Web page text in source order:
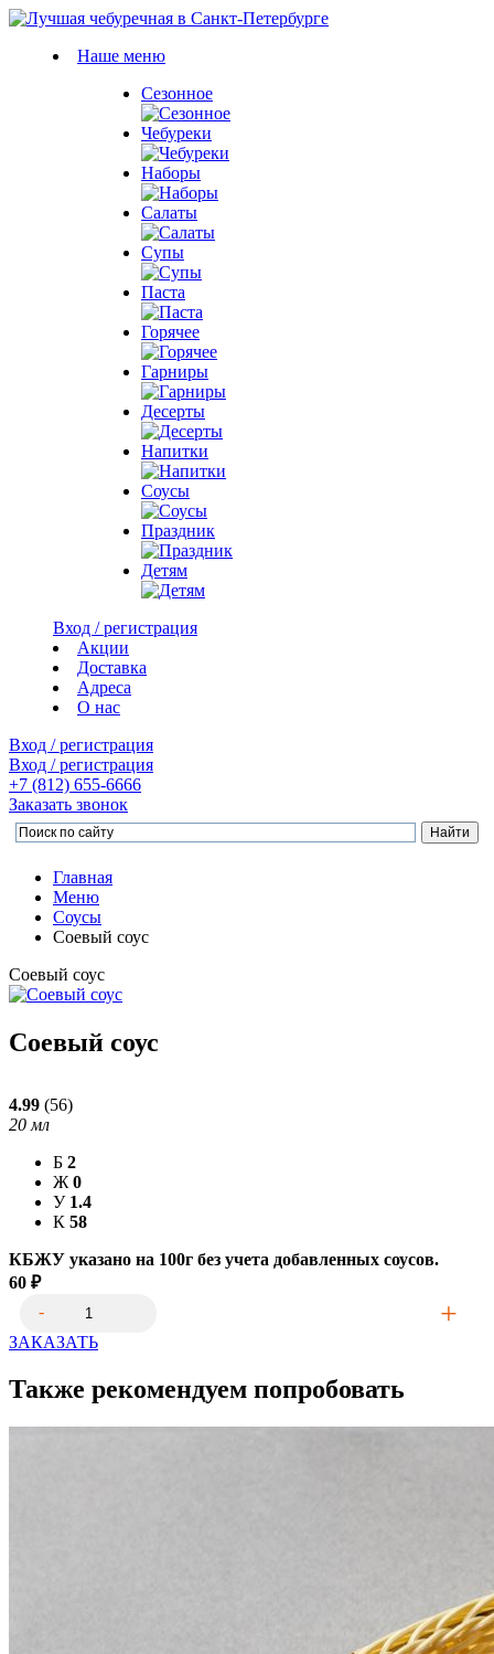
Наше меню
Сезонное
Чебуреки
Наборы
Салаты
Супы
Паста
Горячее
Гарниры
Десерты
Напитки
Соусы
Праздник
Детям
Вход / регистрация
Акции
Доставка
Адреса
О нас
Вход / регистрация
Вход / регистрация
+7 (812) 655-6666
Заказать звонок
Главная
Меню
Соусы
Соевый соус
Соевый соус
Соевый соус
4.99 (56)
20 мл
Б 2
Ж 0
У 1.4
К 58
КБЖУ указано на 100г без учета добавленных соусов.
60 ₽
ЗАКАЗАТЬ
Также рекомендуем попробовать